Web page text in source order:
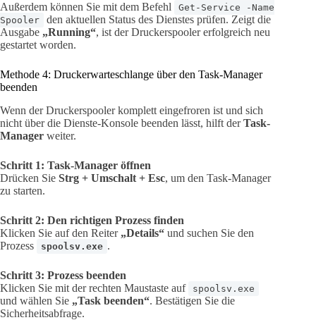
Außerdem können Sie mit dem Befehl
Get-Service -Name
Spooler
den aktuellen Status des Dienstes prüfen. Zeigt die
Ausgabe „Running“, ist der Druckerspooler erfolgreich neu
gestartet worden.
Methode 4: Druckerwarteschlange über den Task-Manager
beenden
Wenn der Druckerspooler komplett eingefroren ist und sich
nicht über die Dienste-Konsole beenden lässt, hilft derTask-
Manager weiter.
Schritt 1: Task-Manager öffnen
Drücken Sie Strg + Umschalt + Esc, um den Task-Manager
zu starten.
Schritt 2: Den richtigen Prozess finden
Klicken Sie auf den Reiter „Details“ und suchen Sie den
Prozess
spoolsv.exe .
Schritt 3: Prozess beenden
Klicken Sie mit der rechten Maustaste auf
spoolsv.exe
und wählen Sie „Task beenden“. Bestätigen Sie die
Sicherheitsabfrage.